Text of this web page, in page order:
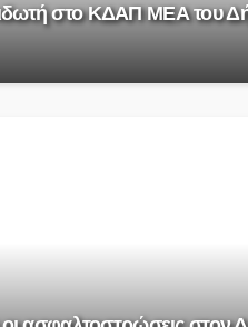
στο ΚΔΑΠ ΜΕΑ του